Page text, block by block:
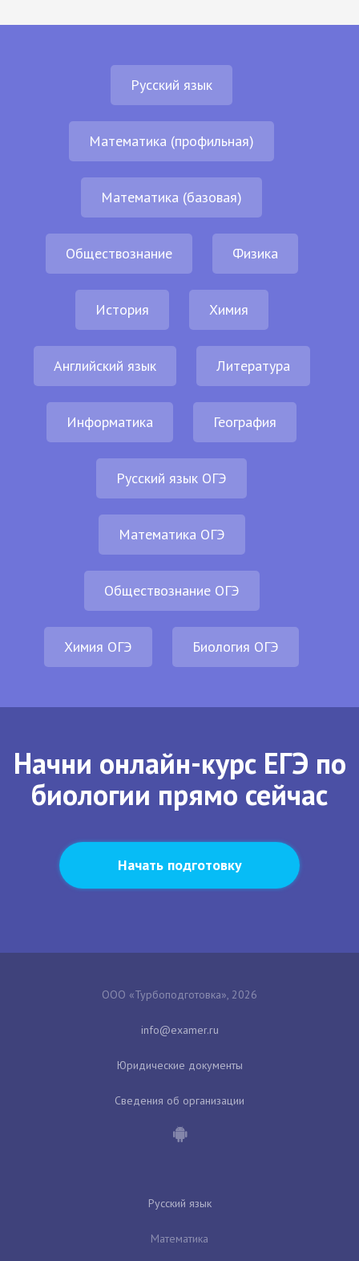
Русский язык
Математика (профильная)
Математика (базовая)
Обществознание Физика
История Химия
Английский язык Литература
Информатика География
Русский язык ОГЭ
Математика ОГЭ
Обществознание ОГЭ
Химия ОГЭ Биология ОГЭ
Начни онлайн-курс ЕГЭ по
биологии прямо сейчас
Начать подготовку
ООО «Турбоподготовка», 2026
Юридические документы
Сведения об организации
Русский язык
Математика